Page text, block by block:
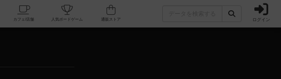
掲示板一覧 カフェ/店舗 人気ボードゲーム ログイン